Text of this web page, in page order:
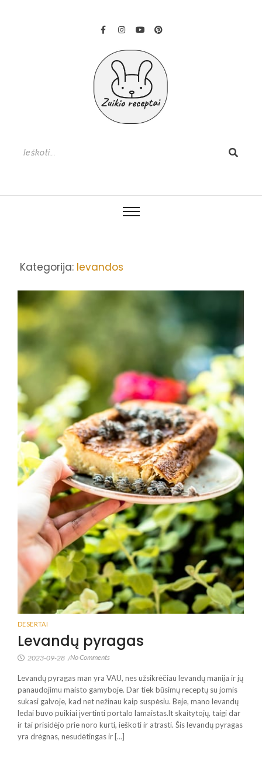
Kategorija: levandos
DESERTAI
Levandų pyragas
2023-09-28 /No Comments
Levandų pyragas man yra VAU, nes užsikrėčiau levandų manija ir jų
panaudojimu maisto gamyboje. Dar tiek būsimų receptų su jomis
sukasi galvoje, kad net nežinau kaip suspėsiu. Beje, mano levandų
ledai buvo puikiai įvertinti portalo lamaistas.lt skaitytojų, taigi dar
ir tai prisidėjo prie noro kurti, ieškoti ir atrasti. Šis levandų pyragas
yra drėgnas, nesudėtingas ir […]